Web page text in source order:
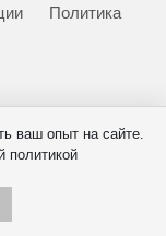
Политика
ваш опыт на сайте.
политикой